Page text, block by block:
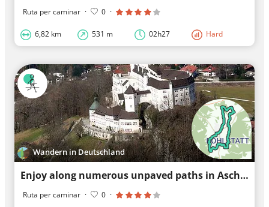
Ruta per caminar · 0 ·
6,82 km 531 m 02h27 Hard
Wandern in Deutschland
Enjoy along numerous unpaved paths in Aschau im Chiemgau
Ruta per caminar · 0 ·